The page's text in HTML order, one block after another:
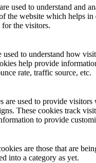
used to understand and
the website which helps in
for the visitors.
used to understand how
help provide
rate, traffic source, etc.
are used to provide visitors
These cookies track
to provide
are those that are
into a category as yet.